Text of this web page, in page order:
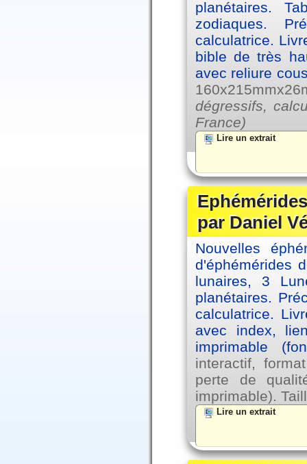
planétaires.
zodiaques.
calculatrice.
bible de très
avec reliure
dégressifs,
France)
Lire un extrait
par Daniel
Nouvelles
d'éphémérides
lunaires, 3
planétaires.
calculatrice.
avec index,
imprimable
interactif,
perte de
imprimable).
Lire un extrait